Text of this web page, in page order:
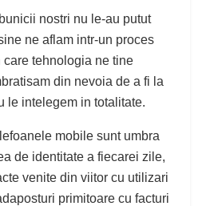
nostri nu le-au putut
ne aflam intr-un proces
tehnologia ne tine
din nevoia de a fi la
le intelegem in totalitate.
mobile sunt umbra
de identitate a fiecarei zile,
venite din viitor cu utilizari
primitoare cu facturi